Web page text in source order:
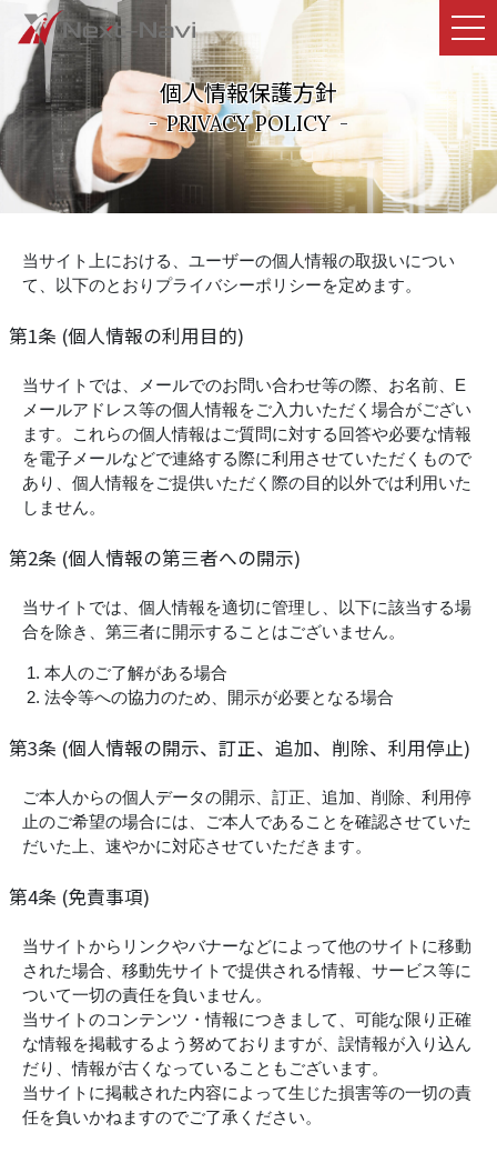
個人情報保護方針
- PRIVACY POLICY -
当サイト上における、ユーザーの個人情報の取扱いについ
て、以下のとおりプライバシーポリシーを定めます。
第1条 (個人情報の利用目的)
当サイトでは、メールでのお問い合わせ等の際、お名前、E
メールアドレス等の個人情報をご入力いただく場合がござい
ます。これらの個人情報はご質問に対する回答や必要な情報
を電子メールなどで連絡する際に利用させていただくもので
あり、個人情報をご提供いただく際の目的以外では利用いた
しません。
第2条 (個人情報の第三者への開示)
当サイトでは、個人情報を適切に管理し、以下に該当する場
合を除き、第三者に開示することはございません。
本人のご了解がある場合
法令等への協力のため、開示が必要となる場合
第3条 (個人情報の開示、訂正、追加、削除、利用停止)
ご本人からの個人データの開示、訂正、追加、削除、利用停
止のご希望の場合には、ご本人であることを確認させていた
だいた上、速やかに対応させていただきます。
第4条 (免責事項)
当サイトからリンクやバナーなどによって他のサイトに移動
された場合、移動先サイトで提供される情報、サービス等に
ついて一切の責任を負いません。
当サイトのコンテンツ・情報につきまして、可能な限り正確
な情報を掲載するよう努めておりますが、誤情報が入り込ん
だり、情報が古くなっていることもございます。
当サイトに掲載された内容によって生じた損害等の一切の責
任を負いかねますのでご了承ください。